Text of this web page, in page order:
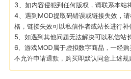
MOD下载 攻略教程
大人
Lv.8
02-10 15:45
电脑端 其他&工具
3、如内容侵犯到任何版权，请联系本站
4、遇到MOD提取码错误或链接失效，
格，链接失效可以私信作者或站长进行补
5、如遇到其他问题无法解决可以私信站
6、游戏MOD属于虚拟数字商品，一经
不允许申请退款，购买即默认同意上述规